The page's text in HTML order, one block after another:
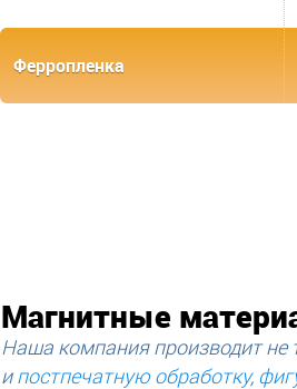
Ферропленка
Магнитные
Наша компания производит не
ипостпечатную обработку,